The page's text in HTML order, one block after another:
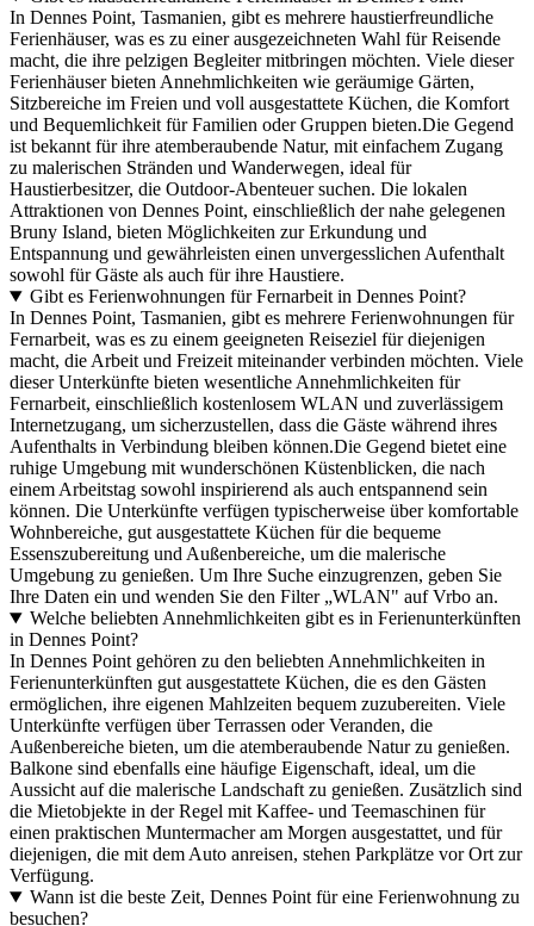
In Dennes Point, Tasmanien, gibt es mehrere haustierfreundliche
Ferienhäuser, was es zu einer ausgezeichneten Wahl für Reisende
macht, die ihre pelzigen Begleiter mitbringen möchten. Viele dieser
Ferienhäuser bieten Annehmlichkeiten wie geräumige Gärten,
Sitzbereiche im Freien und voll ausgestattete Küchen, die Komfort
und Bequemlichkeit für Familien oder Gruppen bieten.Die Gegend
ist bekannt für ihre atemberaubende Natur, mit einfachem Zugang
zu malerischen Stränden und Wanderwegen, ideal für
Haustierbesitzer, die Outdoor-Abenteuer suchen. Die lokalen
Attraktionen von Dennes Point, einschließlich der nahe gelegenen
Bruny Island, bieten Möglichkeiten zur Erkundung und
Entspannung und gewährleisten einen unvergesslichen Aufenthalt
sowohl für Gäste als auch für ihre Haustiere.
Gibt es Ferienwohnungen für Fernarbeit in Dennes Point?
In Dennes Point, Tasmanien, gibt es mehrere Ferienwohnungen für
Fernarbeit, was es zu einem geeigneten Reiseziel für diejenigen
macht, die Arbeit und Freizeit miteinander verbinden möchten. Viele
dieser Unterkünfte bieten wesentliche Annehmlichkeiten für
Fernarbeit, einschließlich kostenlosem WLAN und zuverlässigem
Internetzugang, um sicherzustellen, dass die Gäste während ihres
Aufenthalts in Verbindung bleiben können.Die Gegend bietet eine
ruhige Umgebung mit wunderschönen Küstenblicken, die nach
einem Arbeitstag sowohl inspirierend als auch entspannend sein
können. Die Unterkünfte verfügen typischerweise über komfortable
Wohnbereiche, gut ausgestattete Küchen für die bequeme
Essenszubereitung und Außenbereiche, um die malerische
Umgebung zu genießen. Um Ihre Suche einzugrenzen, geben Sie
Ihre Daten ein und wenden Sie den Filter „WLAN" auf Vrbo an.
Welche beliebten Annehmlichkeiten gibt es in Ferienunterkünften
in Dennes Point?
In Dennes Point gehören zu den beliebten Annehmlichkeiten in
Ferienunterkünften gut ausgestattete Küchen, die es den Gästen
ermöglichen, ihre eigenen Mahlzeiten bequem zuzubereiten. Viele
Unterkünfte verfügen über Terrassen oder Veranden, die
Außenbereiche bieten, um die atemberaubende Natur zu genießen.
Balkone sind ebenfalls eine häufige Eigenschaft, ideal, um die
Aussicht auf die malerische Landschaft zu genießen. Zusätzlich sind
die Mietobjekte in der Regel mit Kaffee- und Teemaschinen für
einen praktischen Muntermacher am Morgen ausgestattet, und für
diejenigen, die mit dem Auto anreisen, stehen Parkplätze vor Ort zur
Verfügung.
Wann ist die beste Zeit, Dennes Point für eine Ferienwohnung zu
besuchen?